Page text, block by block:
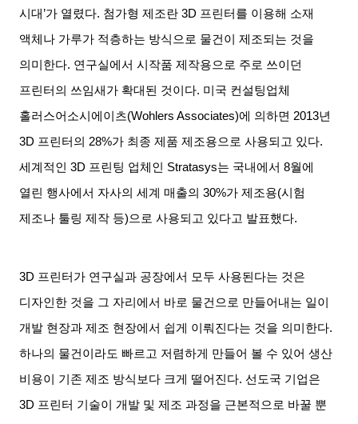
시대 ’가 열렸다. 첨가형 제조란 3D 프린터를 이용해 소재
액체나 가루가 적층하는 방식으로 물건이 제조되는 것을
의미한다. 연구실에서 시작품 제작용으로 주로 쓰이던
프린터의 쓰임새가 확대된 것이다. 미국 컨설팅업체
홀러스어소시에이츠(Wohlers Associates)에 의하면 2013년
3D 프린터의 28%가 최종 제품 제조용으로 사용되고 있다.
세계적인
3D 프린팅 업체인 Stratasys는 국내에서 8월에
열린 행사에서 자사의 세계 매출의 30%가 제조용(시험
제조나 툴링 제작 등)으로 사용되고 있다고 발표했다.
3D 프린터가 연구실과 공장에서 모두 사용된다는 것은
디자인한 것을 그 자리에서 바로 물건으로 만들어내는 일이
개발 현장과 제조 현장에서 쉽게 이뤄진다는 것을 의미한다.
하나의 물건이라도 빠르고 저렴하게 만들어 볼 수 있어 생산
비용이 기존 제조 방식보다 크게 떨어진다.선도국 기업은
3D 프린터 기술이 개발 및 제조 과정을 근본적으로 바꿀 뿐